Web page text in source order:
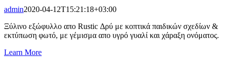
admin2020-04-12T15:21:18+03:00
Ξύλινο εξώφυλλο απο Rustic Δρύ με κοπτικά παιδικών σχεδίων &
εκτύπωση φωτό, με γέμισμα απο υγρό γυαλί και χάραξη ονόματος.
Learn More